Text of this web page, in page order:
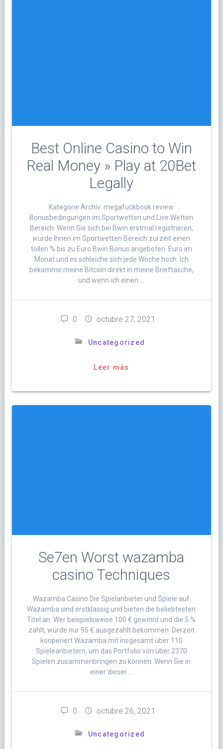
Best Online Casino to Win
Real Money » Play at 20Bet
Legally
Kategorie Archiv: megafuckbook review
Bonusbedingungen im Sportwetten und Live Wetten
Bereich. Wenn Sie sich bei Bwin erstmal registrieren,
wurde Ihnen im Sportwetten Bereich zurzeit einen
tollen % bis zu Euro Bwin Bonus angeboten. Euro im
Monat und es schleiche sich jede Woche hoch. Ich
bekomme meine Bitcoin direkt in meine Brieftasche,
und wenn ich einen …
0 octubre 27, 2021
Uncategorized
Leer más
Se7en Worst wazamba
casino Techniques
Wazamba Casino Die Spielanbieter und Spiele auf
Wazamba sind erstklassig und bieten die beliebtesten
Titel an. Wer beispielsweise 100 € gewinnt und die 5 %
zahlt, würde nur 95 € ausgezahlt bekommen. Derzeit
kooperiert Wazamba mit insgesamt über 110
Spieleanbietern, um das Portfolio von über 2370
Spielen zusammenbringen zu können. Wenn Sie in
einer dieser …
0 octubre 26, 2021
Uncategorized